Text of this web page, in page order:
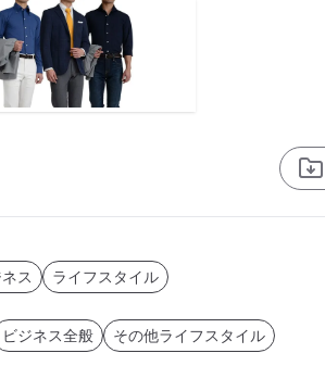
ス ライフスタイル
ビジネス全般 その他ライフスタイル